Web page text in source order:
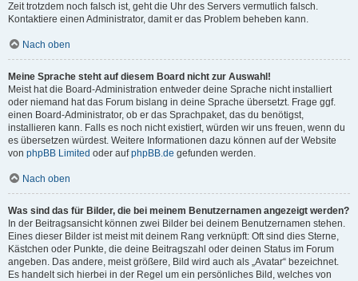
Zeit trotzdem noch falsch ist, geht die Uhr des Servers vermutlich falsch.
Kontaktiere einen Administrator, damit er das Problem beheben kann.
Nach oben
Meine Sprache steht auf diesem Board nicht zur Auswahl!
Meist hat die Board-Administration entweder deine Sprache nicht installiert
oder niemand hat das Forum bislang in deine Sprache übersetzt. Frage ggf.
einen Board-Administrator, ob er das Sprachpaket, das du benötigst,
installieren kann. Falls es noch nicht existiert, würden wir uns freuen, wenn du
es übersetzen würdest. Weitere Informationen dazu können auf der Website
von phpBB Limited oder aufphpBB.de gefunden werden.
Nach oben
Was sind das für Bilder, die bei meinem Benutzernamen angezeigt werden?
In der Beitragsansicht können zwei Bilder bei deinem Benutzernamen stehen.
Eines dieser Bilder ist meist mit deinem Rang verknüpft: Oft sind dies Sterne,
Kästchen oder Punkte, die deine Beitragszahl oder deinen Status im Forum
angeben. Das andere, meist größere, Bild wird auch als „Avatar“ bezeichnet.
Es handelt sich hierbei in der Regel um ein persönliches Bild, welches von